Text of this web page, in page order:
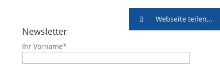
Newsletter
Ihr Vorname*
Webseite teilen...